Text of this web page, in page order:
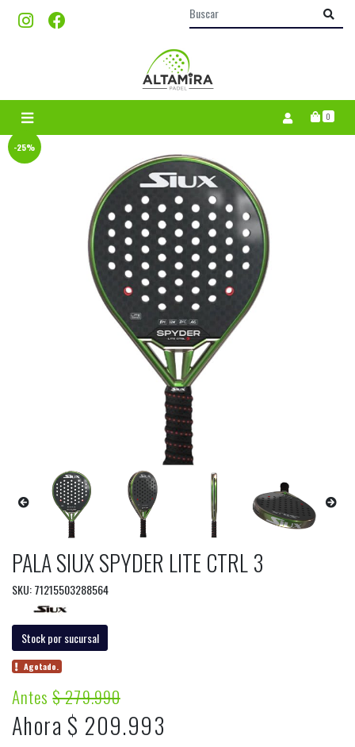
0
-25%
PALA SIUX SPYDER LITE CTRL 3
SKU: 71215503288564
Stock por sucursal
Agotado.
Antes$ 279.990
Ahora $ 209.993